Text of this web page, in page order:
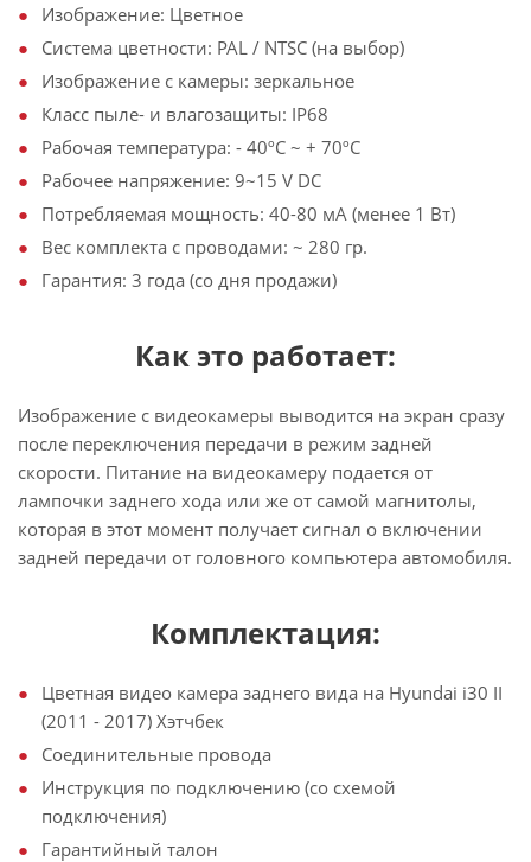
Изображение: Цветное
Система цветности: PAL / NTSC (на выбор)
Изображение с камеры: зеркальное
Класс пыле- и влагозащиты: IP68
Рабочая температура: - 40ºС ~ + 70ºС
Рабочее напряжение: 9~15 V DC
Потребляемая мощность: 40-80 мА (менее 1 Вт)
Вес комплекта с проводами: ~ 280 гр.
Гарантия: 3 года (со дня продажи)
Как это работает:
Изображение с видеокамеры выводится на экран сразу
после переключения передачи в режим задней
скорости. Питание на видеокамеру подается от
лампочки заднего хода или же от самой магнитолы,
которая в этот момент получает сигнал о включении
задней передачи от головного компьютера автомобиля.
Комплектация:
Цветная видео камера заднего вида на Hyundai i30 II
(2011 - 2017) Хэтчбек
Соединительные провода
Инструкция по подключению (со схемой
подключения)
Гарантийный талон